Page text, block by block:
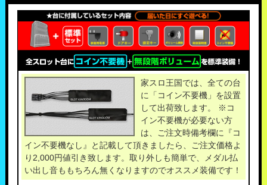
家スロ王国では、全ての台
に「コイン不要機」を設置
して出荷致します。 ※コ
イン不要機が必要ない方
は、ご注文時備考欄に『コ
イン不要機なし』と記載して頂きましたら、ご注文価格よ
り2,000円値引き致します。取り外しも簡単で、メダル払
い出し音ももちろん無くなりますのでオススメ装備です！